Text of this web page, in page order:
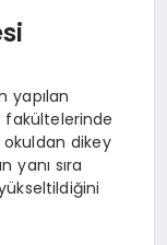
yapılan
fakültelerinde
okuldan dikey
yanı sıra